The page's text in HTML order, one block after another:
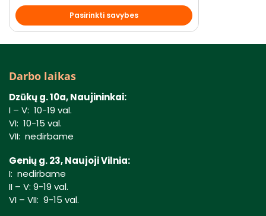
Pasirinkti savybes
Darbo laikas
Dzūkų g. 10a, Naujininkai:
I – V: 10-19 val.
VI: 10-15 val.
VII: nedirbame
Genių g. 23, Naujoji Vilnia:
I: nedirbame
II – V: 9-19 val.
VI – VII: 9-15 val.